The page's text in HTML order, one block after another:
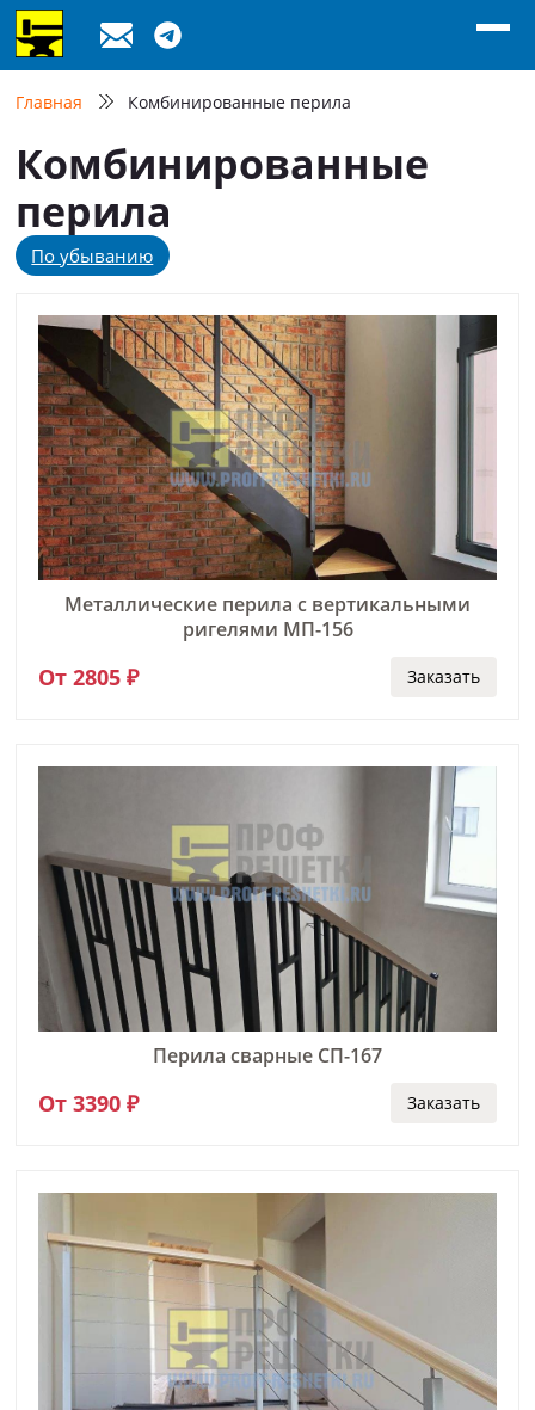
Главная Комбинированные перила
Комбинированные
перила
По убыванию
Металлические перила с вертикальными
ригелями МП-156
От 2805 ₽ Заказать
Перила сварные СП-167
От 3390 ₽ Заказать